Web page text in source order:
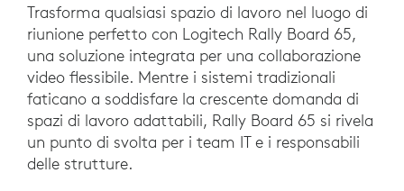
Trasforma qualsiasi spazio di lavoro nel luogo di
riunione perfetto con Logitech Rally Board 65,
una soluzione integrata per una collaborazione
video flessibile. Mentre i sistemi tradizionali
faticano a soddisfare la crescente domanda di
spazi di lavoro adattabili, Rally Board 65 si rivela
un punto di svolta per i team IT e i responsabili
delle strutture.